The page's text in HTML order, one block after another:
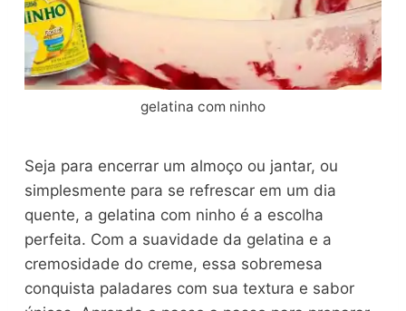
gelatina com ninho
Seja para encerrar um almoço ou jantar, ou
simplesmente para se refrescar em um dia
quente, a gelatina com ninho é a escolha
perfeita. Com a suavidade da gelatina e a
cremosidade do creme, essa sobremesa
conquista paladares com sua textura e sabor